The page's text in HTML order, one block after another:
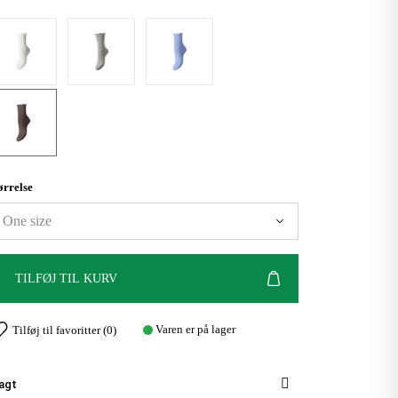
TILFØJ TIL KURV
Tilføj til favoritter (0) Varen er på lager